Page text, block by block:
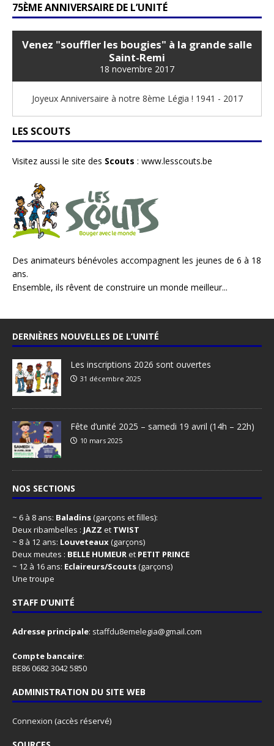
75ÈME ANNIVERSAIRE DE L’UNITÉ
Venez "souffler les bougies" à la grande salle
Saint-Remi
18 novembre 2017
Joyeux Anniversaire à notre 8ème Légia ! 1941 - 2017
LES SCOUTS
Visitez aussi le site des Scouts : www.lesscouts.be
Des animateurs bénévoles accompagnent les jeunes de 6 à 18
ans.
Ensemble, ils rêvent de construire un monde meilleur...
DERNIÈRES NOUVELLES DE L’UNITÉ
Les inscriptions 2026 sont ouvertes
31 décembre 2025
Fête d’unité 2025 – samedi 19 avril (14h – 22h)
10 mars 2025
NOS SECTIONS
~ 6 à 8 ans: Baladins(garçons et filles):
Deux ribambelles : JAZZ et TWIST
~ 8 à 12 ans: Louveteaux(garçons)
Deux meutes : BELLE HUMEURet PETIT PRINCE
~ 12 à 16 ans: Eclaireurs/Scouts(garçons)
Une troupe
STAFF D’UNITÉ
Adresse principale: staffdu8emelegia@gmail.com
Compte bancaire:
BE86 0682 3042 5850
ADMINISTRATION DU SITE WEB
Connexion (accès réservé)